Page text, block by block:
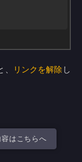
リンクを解除 し
はこちらへ